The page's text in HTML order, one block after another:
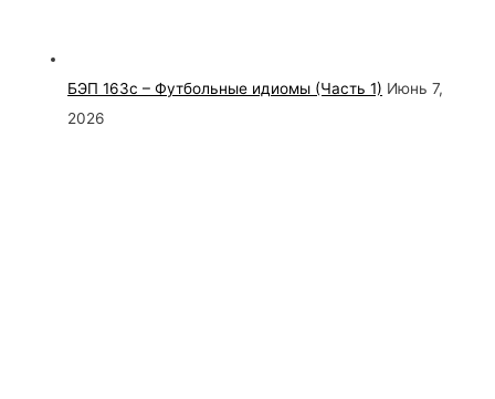
БЭП 163с – Футбольные идиомы (Часть 1) Июнь 7,
2026